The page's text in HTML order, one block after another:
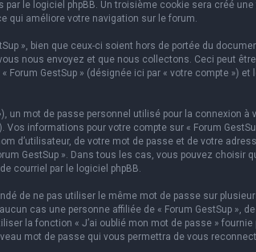
le logiciel phpBB. Un troisième cookie sera créé
qui améliore votre navigation sur le forum.
», bien que ceux-ci soient hors de portée du
nous envoyez et que nous collectons. Ceci peut
GestSup » (désignée ici par « votre compte »)
mot de passe personnel utilisé pour la connexion à
informations pour votre compte sur « Forum
d’utilisateur, de votre mot de passe et de votre
GestSup ». Dans tous les cas, vous pouvez choisir
courriel par le logiciel phpBB.
de ne pas utiliser le même mot de passe sur
cas une personne affiliée de « Forum GestSup »,
la fonction « J’ai oublié mon mot de passe » fournie
mot de passe qui vous permettra de vous